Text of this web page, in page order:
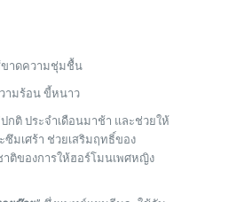
ขาดความชุ่มชื้น
ามร้อน ขี้หนาว
กติ ประจำเดือนมาช้า และช่วยให้
มเศร้า ช่วยเสริมฤทธิ์ของ
าติของการให้ฮอร์โมนเพศหญิง